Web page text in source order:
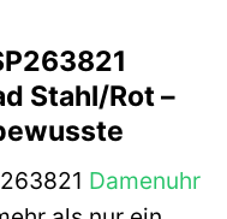
Stahl/Rot –
Damenuhr